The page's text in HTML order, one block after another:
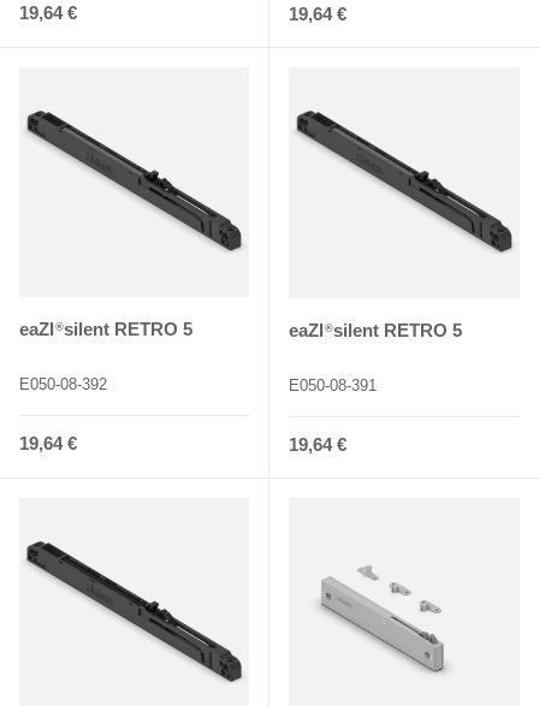
Normaler Preis
19,64 € Normaler Preis
19,64 €
eaZI®silent RETRO 5
E050-08-392
Normaler Preis
19,64 €
eaZI®silent RETRO 5
E050-08-391
Normaler Preis
19,64 €